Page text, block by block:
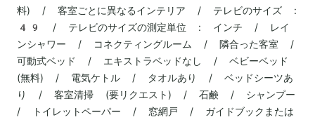
料) / 客室ごとに異なるインテリア / テレビのサイズ :
49 / テレビのサイズの測定単位 : インチ / レイ
ンシャワー / コネクティングルーム / 隣合った客室 /
可動式ベッド / エキストラベッドなし / ベビーベッド
(無料) / 電気ケトル / タオルあり / ベッドシーツあ
り / 客室清掃 (要リクエスト) / 石鹸 / シャンプー
/ トイレットペーパー / 窓網戸 / ガイドブックまたは